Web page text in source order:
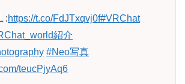
:https://t.co/FdJTxqvj0f#VRChat
紹介
#Neo写真
teucPjyAq6